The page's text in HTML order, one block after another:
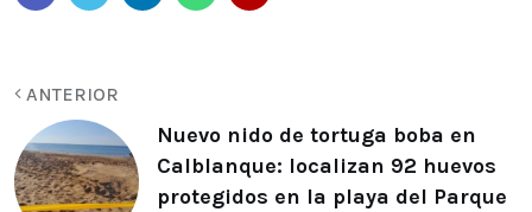
ANTERIOR
Nuevo nido de tortuga boba en
Calblanque: localizan 92 huevos
protegidos en la playa del Parque